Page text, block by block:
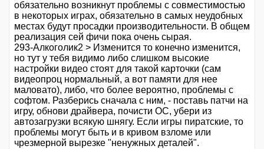
обязательно возникнут проблемы с совместимостью
в некоторых играх, обязательно в самых неудобных
местах будут просадки производительности. В общем
реализация сей фичи пока очень сырая.
293-Алкоголик2 > Изменится то конечно изменится,
но тут у тебя видимо либо слишком высокие
настройки видео стоят для такой карточки (сам
видеопроц нормальный, а вот памяти для нее
маловато), либо, что более вероятно, проблемы с
софтом. Разберись сначала с ним, - поставь патчи на
игру, обнови драйвера, почисти ОС, убери из
автозагрузки всякую шнягу. Если игры пиратские, то
проблемы могут быть и в кривом взломе или
чрезмерной вырезке "ненужных деталей".